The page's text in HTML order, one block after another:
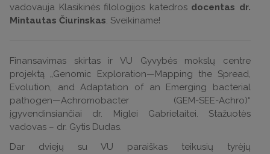
vadovauja Klasikinės filologijos katedros docentas dr.
Mintautas Čiurinskas. Sveikiname!
Finansavimas skirtas ir VU Gyvybės mokslų centre
projektą „Genomic Exploration—Mapping the Spread,
Evolution, and Adaptation of an Emerging bacterial
pathogen—Achromobacter (GEM-SEE-Achro)“
įgyvendinsiančiai dr. Miglei Gabrielaitei. Stažuotės
vadovas – dr. Gytis Dudas.
Dar dviejų su VU paraiškas teikusių tyrėjų